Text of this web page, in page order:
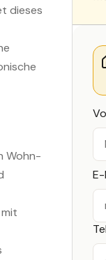
dieses
Wohn-